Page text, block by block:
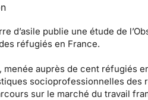
d’asile publie une étude de
réfugiés en France.
menée auprès de cent réfugiés
socioprofessionnelles des
sur le marché du travail